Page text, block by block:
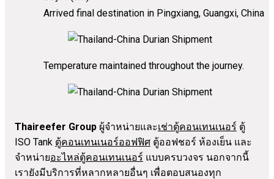
Arrived final destination in Pingxiang, Guangxi, China
Temperature maintained throughout the journey.
Thaireefer Group ผู้จำหน่ายและเช่าตู้คอนเทนเนอร์ ตู้
ISO Tank ตู้คอนเทนเนอร์ออฟฟิศ ตู้ออฟชอร์ ห้องเย็น และ
จำหน่ายอะไหล่ตู้คอนเทนเนอร์ แบบครบวงจร นอกจากนี้
เรายังมีบริการที่หลากหลายอื่นๆ เพื่อตอบสนองทุก